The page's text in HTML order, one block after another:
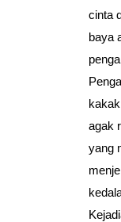
cinta
baya
agak
yang